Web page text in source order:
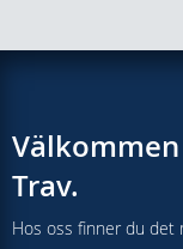
Trav.
Hos oss finner du det